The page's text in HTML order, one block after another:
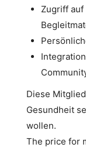
Zugriff
Diese
Gesundheit
wollen.
The price for